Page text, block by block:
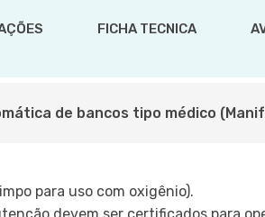
FICHA TECNICA
de bancos tipo médico
para uso com oxigênio).